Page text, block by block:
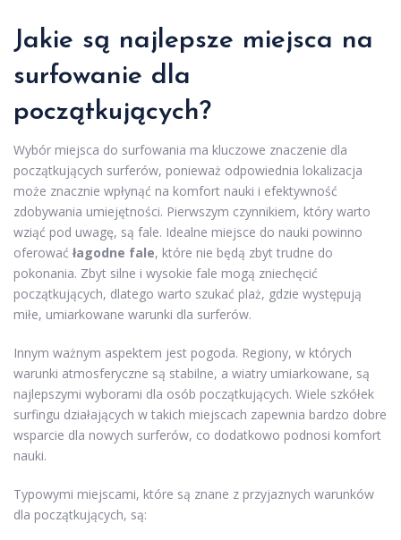
Jakie są najlepsze miejsca na
surfowanie dla
początkujących?
Wybór miejsca do surfowania ma kluczowe znaczenie dla
początkujących surferów, ponieważ odpowiednia lokalizacja
może znacznie wpłynąć na komfort nauki i efektywność
zdobywania umiejętności. Pierwszym czynnikiem, który warto
wziąć pod uwagę, są fale. Idealne miejsce do nauki powinno
oferować łagodne fale, które nie będą zbyt trudne do
pokonania. Zbyt silne i wysokie fale mogą zniechęcić
początkujących, dlatego warto szukać plaż, gdzie występują
miłe, umiarkowane warunki dla surferów.
Innym ważnym aspektem jest pogoda. Regiony, w których
warunki atmosferyczne są stabilne, a wiatry umiarkowane, są
najlepszymi wyborami dla osób początkujących. Wiele szkółek
surfingu działających w takich miejscach zapewnia bardzo dobre
wsparcie dla nowych surferów, co dodatkowo podnosi komfort
nauki.
Typowymi miejscami, które są znane z przyjaznych warunków
dla początkujących, są: